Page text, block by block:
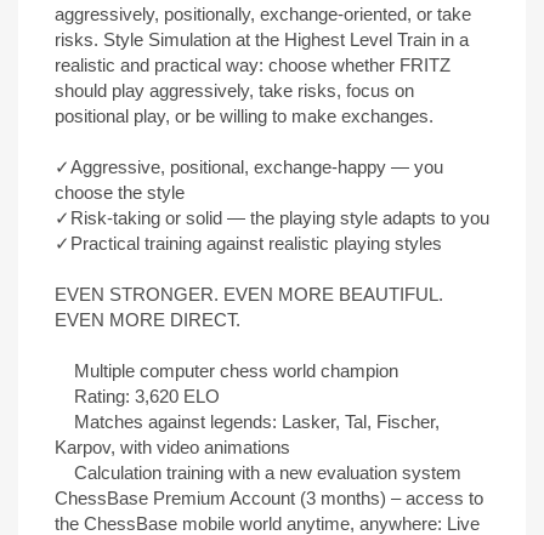
aggressively, positionally, exchange-oriented, or take
risks. Style Simulation at the Highest Level Train in a
realistic and practical way: choose whether FRITZ
should play aggressively, take risks, focus on
positional play, or be willing to make exchanges.
✓Aggressive, positional, exchange-happy — you
choose the style
✓Risk-taking or solid — the playing style adapts to you
✓Practical training against realistic playing styles
EVEN STRONGER. EVEN MORE BEAUTIFUL.
EVEN MORE DIRECT.
Multiple computer chess world champion
Rating: 3,620 ELO
Matches against legends: Lasker, Tal, Fischer,
Karpov, with video animations
Calculation training with a new evaluation system
ChessBase Premium Account (3 months) – access to
the ChessBase mobile world anytime, anywhere: Live